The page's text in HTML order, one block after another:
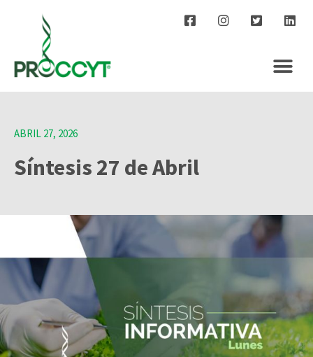
ABRIL 27, 2026
Síntesis 27 de Abril